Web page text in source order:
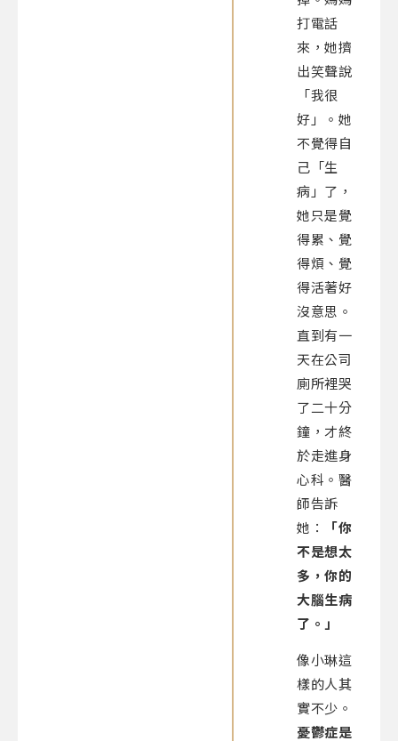
打電話
來，她擠
出笑聲說
「我很
好」。她
不覺得自
己「生
病」了，
她只是覺
得累、覺
得煩、覺
得活著好
沒意思。
直到有一
天在公司
廁所裡哭
了二十分
鐘，才終
於走進身
心科。醫
師告訴
她：
「你
不是想太
多，你的
大腦生病
了。」
像小琳這
樣的人其
實不少。
憂鬱症是